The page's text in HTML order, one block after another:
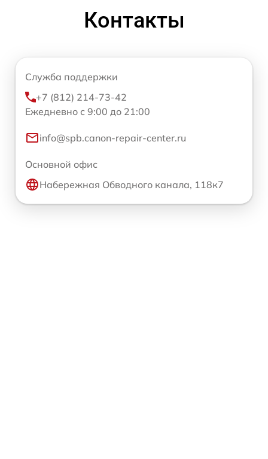
Контакты
Служба поддержки
+7 (812) 214-73-42
Ежедневно с 9:00 до 21:00
info@spb.canon-repair-center.ru
Основной офис
Набережная Обводного канала, 118к7